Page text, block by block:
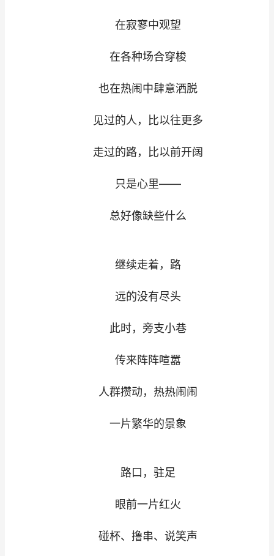
在寂寥中观望
在各种场合穿梭
也在热闹中肆意洒脱
见过的人，比以往更多
走过的路，比以前开阔
只是心里——
总好像缺些什么
继续走着，路
远的没有尽头
此时，旁支小巷
传来阵阵喧嚣
人群攒动，热热闹闹
一片繁华的景象
路口，驻足
眼前一片红火
碰杯、撸串、说笑声